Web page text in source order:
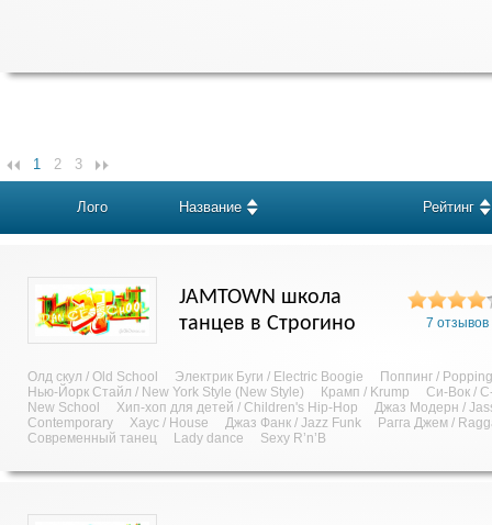
1 2 3
Лого Название Рейтинг
JAMTOWN школа
танцев в Строгино
7 отзывов
Олд скул / Old School Электрик Буги / Electric Boogie
Поппинг / Popping
Нью-Йорк Стайл / New York Style (New Style)
Крамп / Krump
Си-Вок /
New School
Хип-хоп для детей / Children's Hip-Hop
Джаз Модерн /
Contemporary
Хаус / House Джаз Фанк / Jazz Funk
Рагга Джем /
Современный танец
Lady dance Sexy R’n’B